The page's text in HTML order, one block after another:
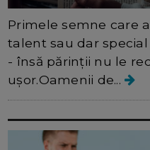
Primele semne care
talent sau dar
- însă părinții nu le
ușor.Oamenii de...